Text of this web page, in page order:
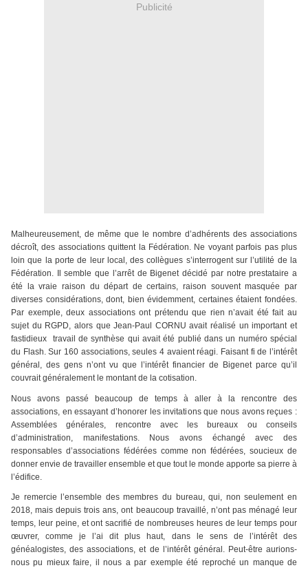
Publicité
Malheureusement, de même que le nombre d’adhérents des associations
décroît, des associations quittent la Fédération. Ne voyant parfois pas plus
loin que la porte de leur local, des collègues s’interrogent sur l’utilité de la
Fédération. Il semble que l’arrêt de Bigenet décidé par notre prestataire a
été la vraie raison du départ de certains, raison souvent masquée par
diverses considérations, dont, bien évidemment, certaines étaient fondées.
Par exemple, deux associations ont prétendu que rien n’avait été fait au
sujet du RGPD, alors que Jean-Paul CORNU avait réalisé un important et
fastidieux travail de synthèse qui avait été publié dans un numéro spécial
du Flash. Sur 160 associations, seules 4 avaient réagi. Faisant fi de l’intérêt
général, des gens n’ont vu que l’intérêt financier de Bigenet parce qu’il
couvrait généralement le montant de la cotisation.
Nous avons passé beaucoup de temps à aller à la rencontre des
associations, en essayant d’honorer les invitations que nous avons reçues :
Assemblées générales, rencontre avec les bureaux ou conseils
d’administration, manifestations. Nous avons échangé avec des
responsables d’associations fédérées comme non fédérées, soucieux de
donner envie de travailler ensemble et que tout le monde apporte sa pierre à
l’édifice.
Je remercie l’ensemble des membres du bureau, qui, non seulement en
2018, mais depuis trois ans, ont beaucoup travaillé, n’ont pas ménagé leur
temps, leur peine, et ont sacrifié de nombreuses heures de leur temps pour
œuvrer, comme je l’ai dit plus haut, dans le sens de l’intérêt des
généalogistes, des associations, et de l’intérêt général. Peut-être aurions-
nous pu mieux faire, il nous a par exemple été reproché un manque de